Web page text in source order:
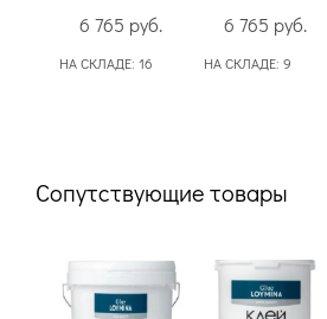
6 765 руб.
НА СКЛАДЕ: 16
6 765 руб.
НА СКЛАДЕ: 9
Сопутствующие товары